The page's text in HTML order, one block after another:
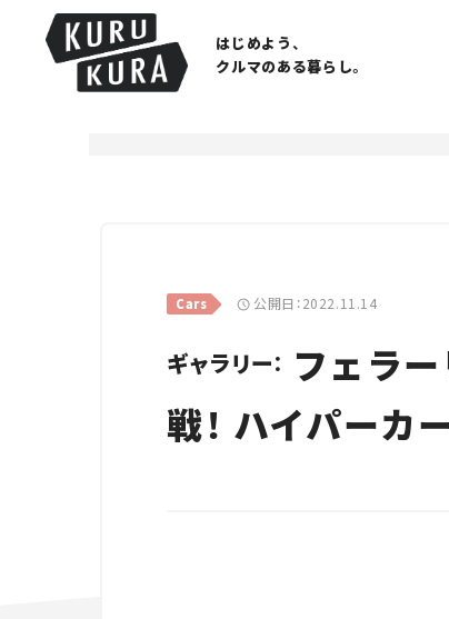
はじめよう、
クルマのある暮らし。
Cars 公開日：2022.11.14
ギャラリー： フェラ
戦！ ハイパーカ